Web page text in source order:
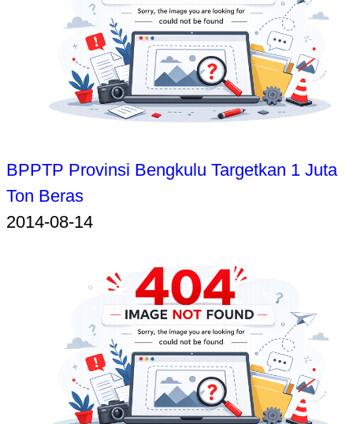
BPPTP Provinsi Bengkulu Targetkan 1 Juta
Ton Beras
2014-08-14